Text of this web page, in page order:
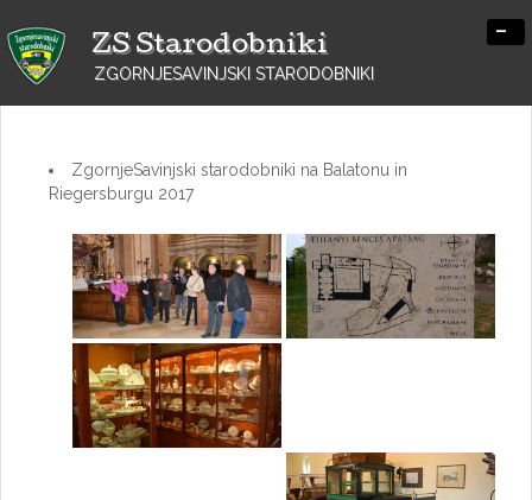
ZS Starodobniki
ZGORNJESAVINJSKI STARODOBNIKI
-
ZgornjeSavinjski starodobniki na Balatonu in
Riegersburgu 2017